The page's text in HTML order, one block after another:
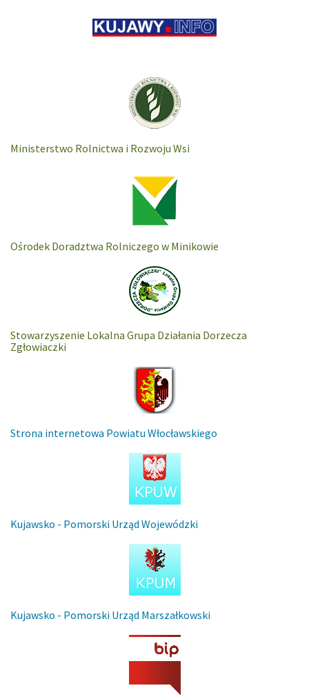
Ministerstwo Rolnictwa i Rozwoju Wsi
Ośrodek Doradztwa Rolniczego w Minikowie
Stowarzyszenie Lokalna Grupa Działania Dorzecza
Zgłowiaczki
Strona internetowa Powiatu Włocławskiego
Kujawsko - Pomorski Urząd Wojewódzki
Kujawsko - Pomorski Urząd Marszałkowski